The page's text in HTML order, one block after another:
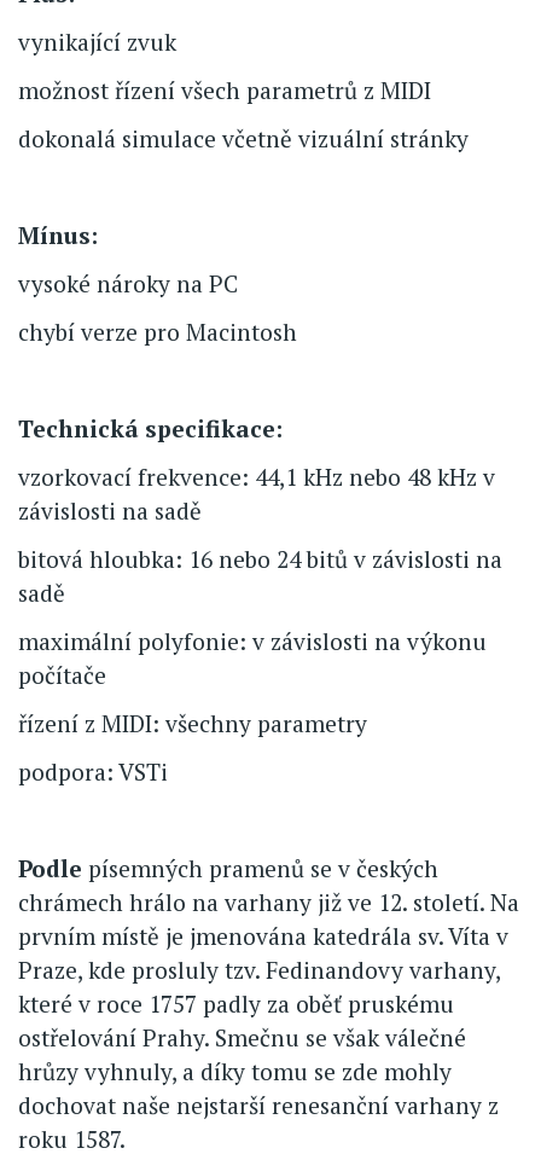
vynikající zvuk
možnost řízení všech parametrů z MIDI
dokonalá simulace včetně vizuální stránky
Mínus:
vysoké nároky na PC
chybí verze pro Macintosh
Technická specifikace:
vzorkovací frekvence: 44,1 kHz nebo 48 kHz v
závislosti na sadě
bitová hloubka: 16 nebo 24 bitů v závislosti na
sadě
maximální polyfonie: v závislosti na výkonu
počítače
řízení z MIDI: všechny parametry
podpora: VSTi
Podle písemných pramenů se v českých
chrámech hrálo na varhany již ve 12. století. Na
prvním místě je jmenována katedrála sv. Víta v
Praze, kde prosluly tzv. Fedinandovy varhany,
které v roce 1757 padly za oběť pruskému
ostřelování Prahy. Smečnu se však válečné
hrůzy vyhnuly, a díky tomu se zde mohly
dochovat naše nejstarší renesanční varhany z
roku 1587.